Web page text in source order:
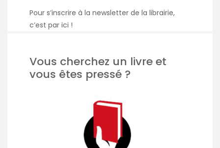
Pour s’inscrire à la newsletter de la librairie,
c’est par ici !
Vous cherchez un livre et
vous êtes pressé ?